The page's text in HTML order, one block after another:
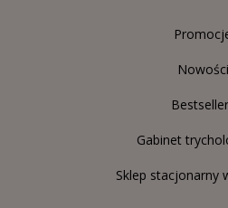
Nowości
Gabinet
Sklep stacjonarny